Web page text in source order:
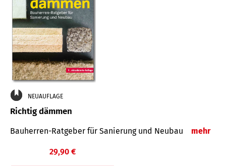
NEUAUFLAGE
Richtig dämmen
Bauherren-Ratgeber für Sanierung und Neubau mehr
29,90 €